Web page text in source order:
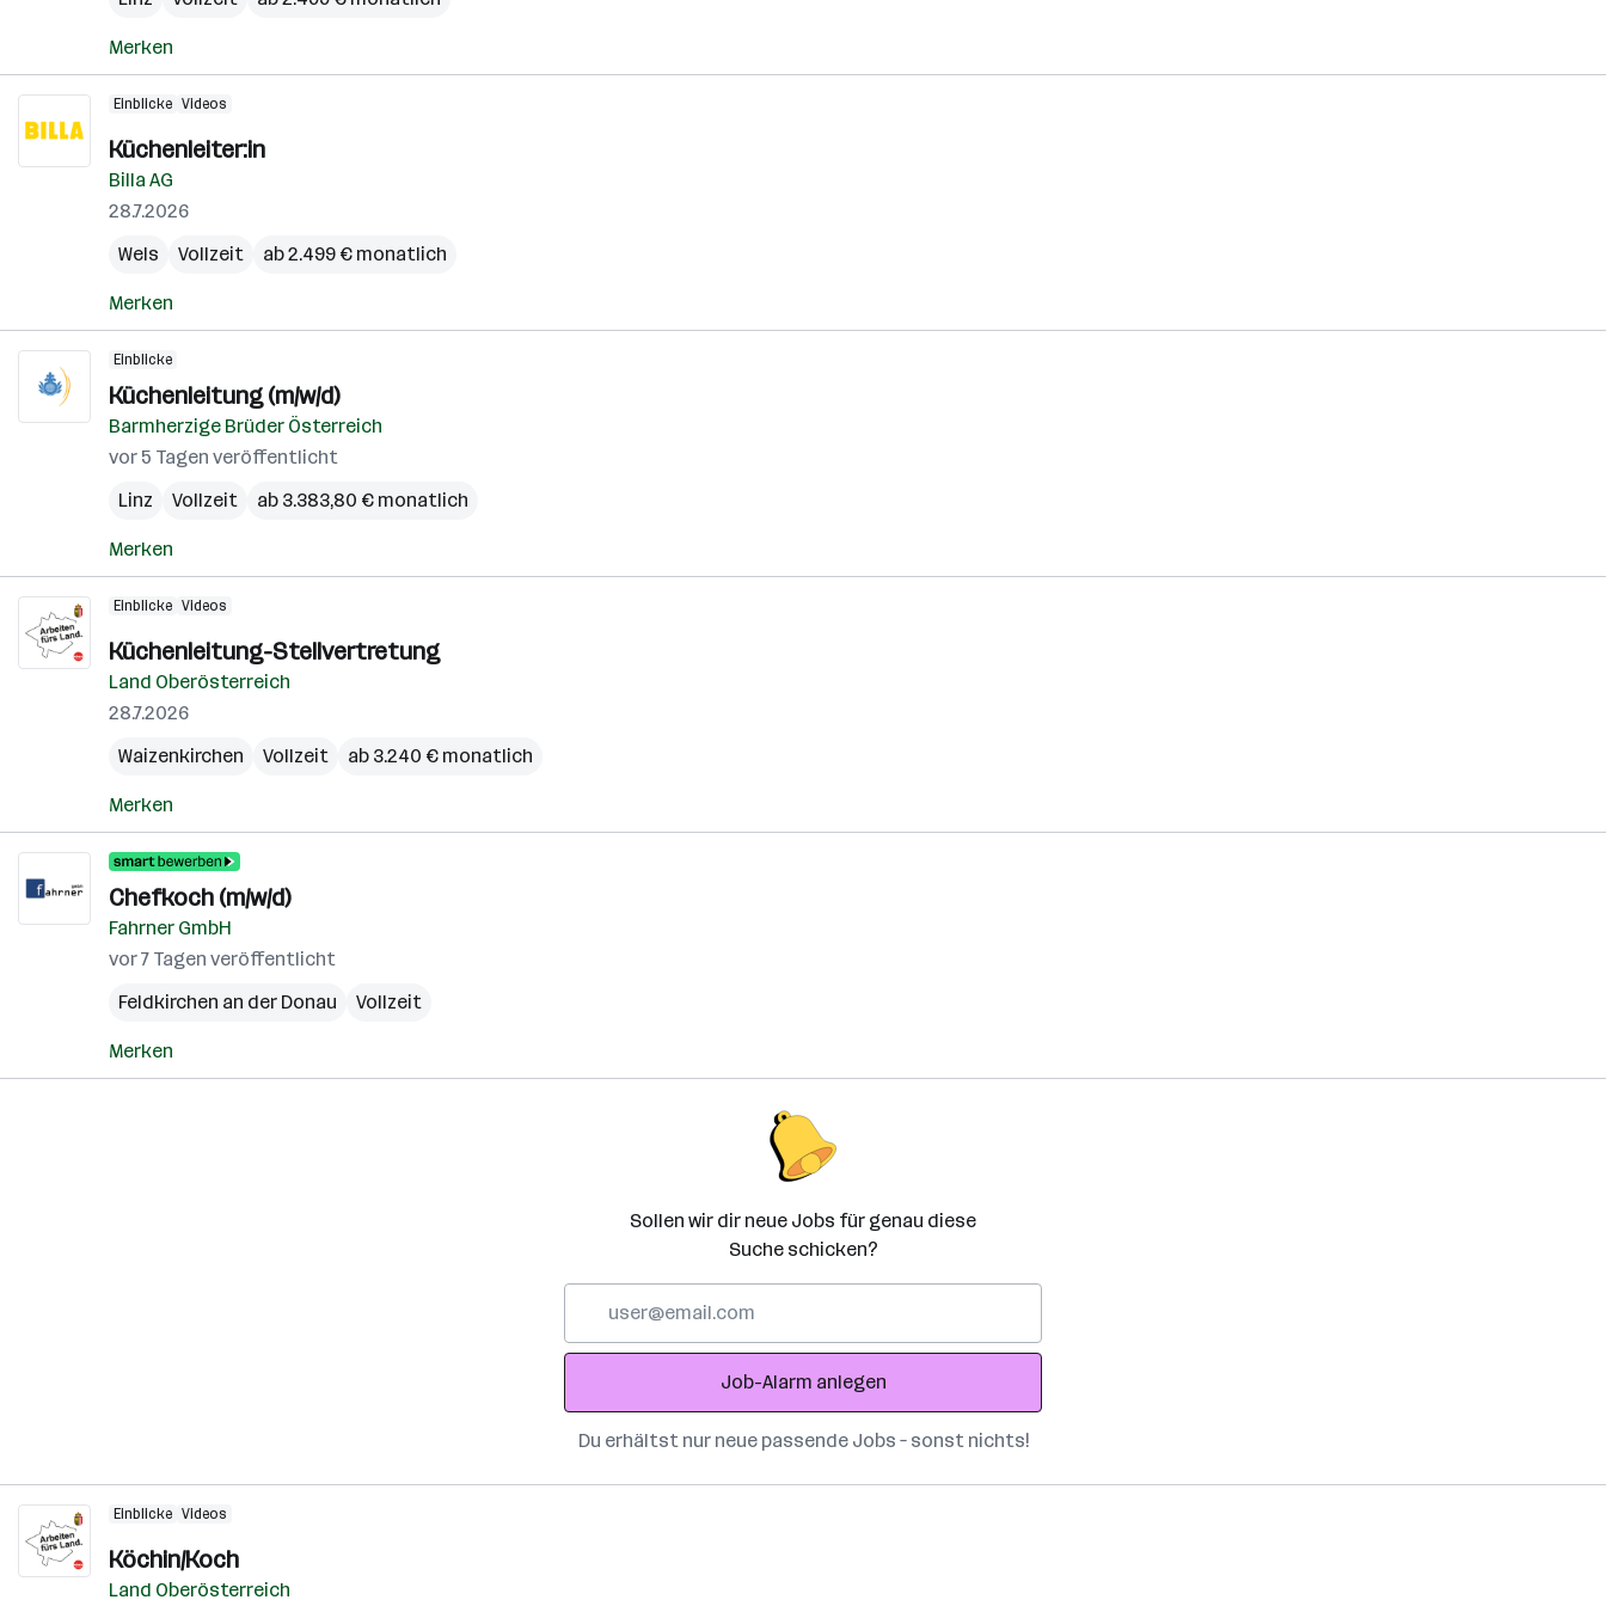
Merken
Einblicke Videos
Küchenleiter:in
Billa AG
28.7.2026
Wels
Vollzeit ab 2.499 € monatlich
Merken
Einblicke
Küchenleitung (m/w/d)
Barmherzige Brüder Österreich
vor 5 Tagen veröffentlicht
Linz
Vollzeit ab 3.383,80 € monatlich
Merken
Einblicke Videos
Küchenleitung-Stellvertretung
Land Oberösterreich
28.7.2026
Waizenkirchen
Vollzeit ab 3.240 € monatlich
Merken
Chefkoch (m/w/d)
Fahrner GmbH
vor 7 Tagen veröffentlicht
Feldkirchen an der Donau
Vollzeit
Merken
Sollen wir dir neue Jobs für genau diese
Suche schicken?
Adresse
Job-Alarm anlegen
Du erhältst nur neue passende Jobs – sonst nichts!
Einblicke Videos
Köchin/Koch
Land Oberösterreich